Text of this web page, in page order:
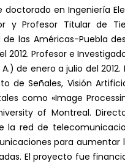
doctorado en Ingeniería
y Profesor Titular de
las Américas-Puebla
Profesor e
de enero a julio del
de Señales, Visión
como «Image
of Montreal.
red de
para
El proyecto fue